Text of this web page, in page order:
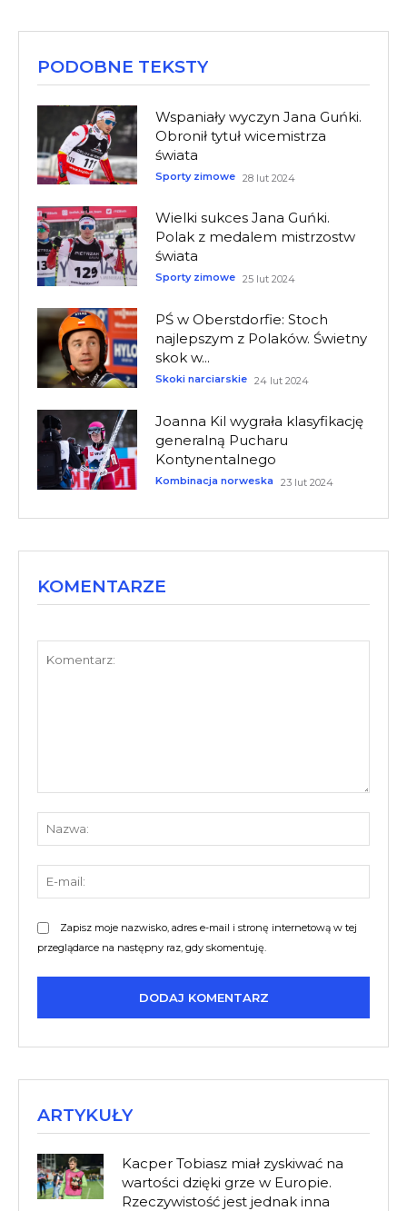
PODOBNE TEKSTY
Wspaniały wyczyn Jana Guńki.
Obronił tytuł wicemistrza
świata
Sporty zimowe 28 lut 2024
Wielki sukces Jana Guńki.
Polak z medalem mistrzostw
świata
Sporty zimowe 25 lut 2024
PŚ w Oberstdorfie: Stoch
najlepszym z Polaków. Świetny
skok w...
Skoki narciarskie 24 lut 2024
Joanna Kil wygrała klasyfikację
generalną Pucharu
Kontynentalnego
Kombinacja norweska 23 lut 2024
KOMENTARZE
Zapisz moje nazwisko, adres e-mail i stronę internetową w tej
przeglądarce na następny raz, gdy skomentuję.
ARTYKUŁY
Kacper Tobiasz miał zyskiwać na
wartości dzięki grze w Europie.
Rzeczywistość jest jednak inna